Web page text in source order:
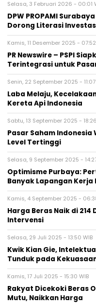
Selasa, 3 Februari 2026 - 00:01
DPW PROPAMI
Dorong Literasi
Kamis, 11 Desember 2025 -
PR Newswire – PSPI
Terintegrasi untuk
Senin, 22 September 2025 - 11:07
Laba Melaju,
Kereta Api Indonesia
Sabtu, 13 September 2025 -
Pasar Saham Indonesia
Level Tertinggi
Selasa, 9 September 2025 -
Optimisme Purbaya:
Banyak Lapangan Kerja
Kamis, 4 September 2025 -
Harga Beras Naik di
Intervensi
Selasa, 29 Juli 2025 - 13:50 WIB
Kwik Kian Gie,
Tunduk pada
Kamis, 17 Juli 2025 - 15:30 WIB
Rakyat Dicekoki Beras
Mutu, Naikkan Harga